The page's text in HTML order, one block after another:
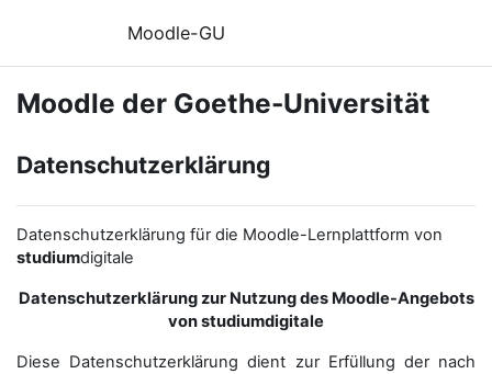
Moodle-GU
Moodle der Goethe-Universität
Datenschutzerklärung
Datenschutzerklärung für die Moodle-Lernplattform von
studiumdigitale
Datenschutzerklärung zur Nutzung des Moodle-Angebots
von studiumdigitale
Diese Datenschutzerklärung dient zur Erfüllung der nach